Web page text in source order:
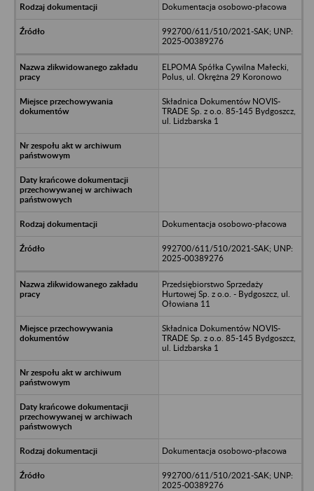
Dokumentacja osobowo-płacowa
992700/611/510/2021-SAK; UNP:
2025-00389276
ELPOMA Spółka Cywilna Małecki,
Polus, ul. Okrężna 29 Koronowo
Składnica Dokumentów NOVIS-
TRADE Sp. z o.o. 85-145 Bydgoszcz,
ul. Lidzbarska 1
Dokumentacja osobowo-płacowa
992700/611/510/2021-SAK; UNP:
2025-00389276
Przedsiębiorstwo Sprzedaży
Hurtowej Sp. z o.o. - Bydgoszcz, ul.
Ołowiana 11
Składnica Dokumentów NOVIS-
TRADE Sp. z o.o. 85-145 Bydgoszcz,
ul. Lidzbarska 1
Dokumentacja osobowo-płacowa
992700/611/510/2021-SAK; UNP:
2025-00389276